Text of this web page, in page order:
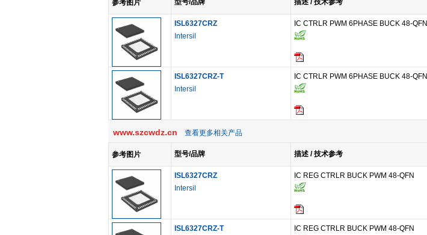
参考图片 型号/品牌 描述 / 技术参考
ISL6327CRZ
Intersil
IC CTRLR PWM 6PHASE BUCK 48-QFN
ISL6327CRZ-T
Intersil
IC CTRLR PWM 6PHASE BUCK 48-QFN
www.szcwdz.cn 查看更多相关产品
参考图片 型号/品牌 描述 / 技术参考
ISL6327CRZ
Intersil
IC REG CTRLR BUCK PWM 48-QFN
ISL6327CRZ-T
IC REG CTRLR BUCK PWM 48-QFN